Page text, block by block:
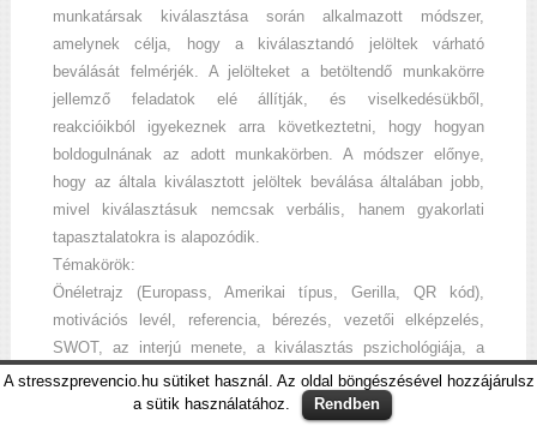
munkatársak kiválasztása során alkalmazott módszer,
amelynek célja, hogy a kiválasztandó jelöltek várható
beválását felmérjék. A jelölteket a betöltendő munkakörre
jellemző feladatok elé állítják, és viselkedésükből,
reakcióikból igyekeznek arra következtetni, hogy hogyan
boldogulnának az adott munkakörben. A módszer előnye,
hogy az általa kiválasztott jelöltek beválása általában jobb,
mivel kiválasztásuk nemcsak verbális, hanem gyakorlati
tapasztalatokra is alapozódik.
Témakörök:
Önéletrajz (Europass, Amerikai típus, Gerilla, QR kód),
motivációs levél, referencia, bérezés, vezetői elképzelés,
SWOT, az interjú menete, a kiválasztás pszichológiája, a
bizottság leképezése, önbizalomépítés, stresszmentesítés, a
kiválasztás céljai, viselkedés, pozitív hozzáállás,
A stresszprevencio.hu sütiket használ. Az oldal böngészésével hozzájárulsz
a sütik használatához.
Rendben